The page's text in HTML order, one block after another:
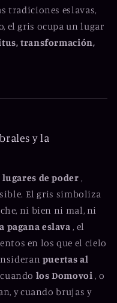
tradiciones eslavas,
el gris ocupa un lugar
transformación,
y la
de poder ,
El gris simboliza
ni bien ni mal, ni
pagana eslava , el
en los que el cielo
puertas al
los Domovoi , o
y cuando brujas y